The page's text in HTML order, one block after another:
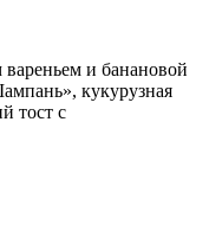
и банановой
кукурузная
тост с